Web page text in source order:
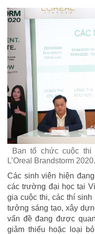
Ban tổ chức cuộc thi
L’Oreal Brandstorm 2020.
Các sinh viên hiện
các trường đại học tại
gia cuộc thi, các thí
tưởng sáng tạo, xây
vấn đề đang được
giảm thiểu hoặc loại